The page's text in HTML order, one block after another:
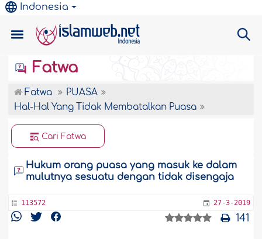
Indonesia
Fatwa
Fatwa
PUASA
Hal-Hal Yang Tidak Membatalkan Puasa
Cari Fatwa
Hukum orang puasa yang masuk ke dalam
mulutnya sesuatu dengan tidak disengaja
113572 27-3-2019
141